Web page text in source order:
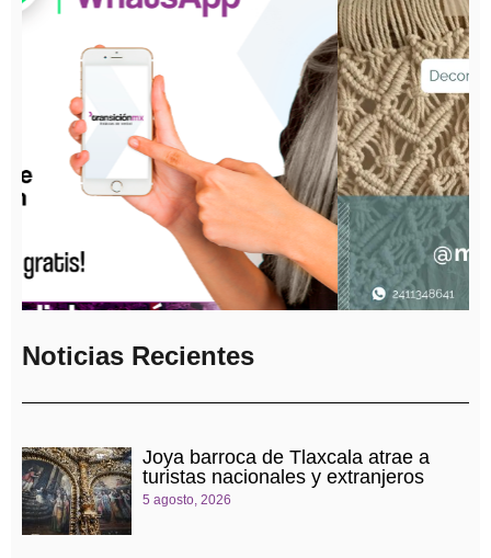
Noticias Recientes
Joya barroca de Tlaxcala atrae a
turistas nacionales y extranjeros
5 agosto, 2026